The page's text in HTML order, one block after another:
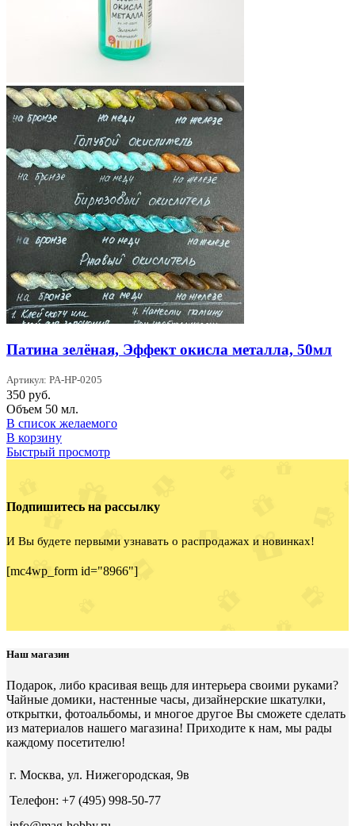
Патина зелёная, Эффект окисла металла, 50мл
Артикул: PA-HP-0205
350 руб.
Объем 50 мл.
В список желаемого
В корзину
Быстрый просмотр
Подпишитесь на рассылку
И Вы будете первыми узнавать о распродажах и новинках!
[mc4wp_form id="8966"]
Наш магазин
Подарок, либо красивая вещь для интерьера своими руками?
Чайные домики, настенные часы, дизайнерские шкатулки,
открытки, фотоальбомы, и многое другое Вы сможете сделать
из материалов нашего магазина! Приходите к нам, мы рады
каждому посетителю!
г. Москва, ул. Нижегородская, 9в
Телефон: +7 (495) 998-50-77